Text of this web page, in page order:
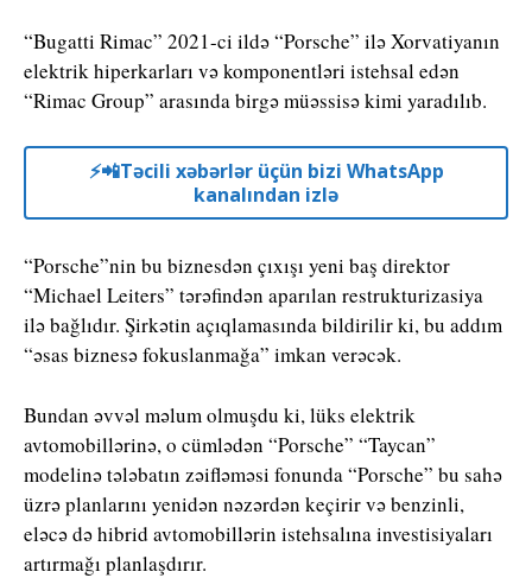
“Bugatti Rimac” 2021-ci ildə “Porsche” ilə Xorvatiyanın
elektrik hiperkarları və komponentləri istehsal edən
“Rimac Group” arasında birgə müəssisə kimi yaradılıb.
⚡️📲Təcili xəbərlər üçün bizi WhatsApp
kanalından izlə
“Porsche”nin bu biznesdən çıxışı yeni baş direktor
“Michael Leiters” tərəfindən aparılan restrukturizasiya
ilə bağlıdır. Şirkətin açıqlamasında bildirilir ki, bu addım
“əsas biznesə fokuslanmağa” imkan verəcək.
Bundan əvvəl məlum olmuşdu ki, lüks elektrik
avtomobillərinə, o cümlədən “Porsche” “Taycan”
modelinə tələbatın zəifləməsi fonunda “Porsche” bu sahə
üzrə planlarını yenidən nəzərdən keçirir və benzinli,
eləcə də hibrid avtomobillərin istehsalına investisiyaları
artırmağı planlaşdırır.